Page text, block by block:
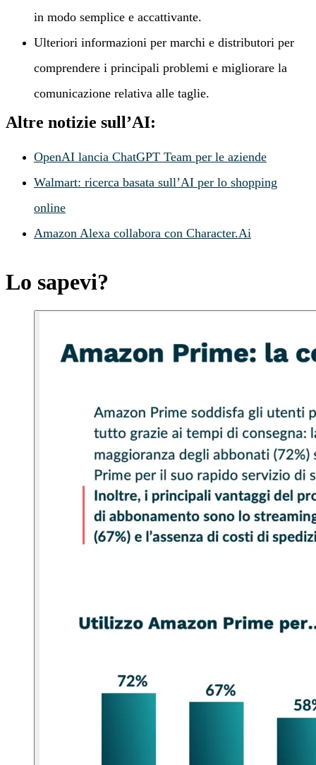
in modo semplice e accattivante.
Ulteriori informazioni per marchi e distributori per
comprendere i principali problemi e migliorare la
comunicazione relativa alle taglie.
Altre notizie sull’AI:
OpenAI lancia ChatGPT Team per le aziende
Walmart: ricerca basata sull’AI per lo shopping
online
Amazon Alexa collabora con Character.Ai
Lo sapevi?